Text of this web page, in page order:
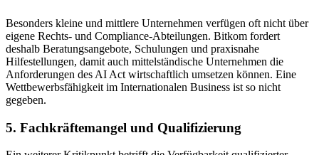
Besonders kleine und mittlere Unternehmen verfügen oft nicht über
eigene Rechts- und Compliance-Abteilungen. Bitkom fordert
deshalb Beratungsangebote, Schulungen und praxisnahe
Hilfestellungen, damit auch mittelständische Unternehmen die
Anforderungen des AI Act wirtschaftlich umsetzen können. Eine
Wettbewerbsfähigkeit im Internationalen Business ist so nicht
gegeben.
5. Fachkräftemangel und Qualifizierung